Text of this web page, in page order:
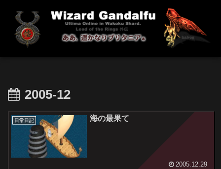
2005-12
日常日記 海の最果て
2005.12.29